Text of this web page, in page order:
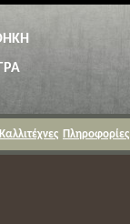
Πληροφορίες